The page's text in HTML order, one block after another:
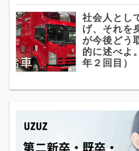
社会人とし
げ、それを
が今後どう
的に述べよ
年２回目）